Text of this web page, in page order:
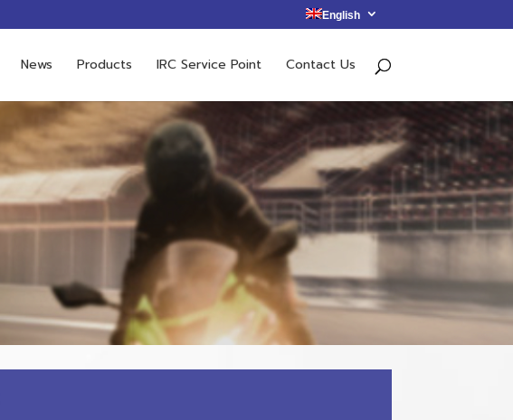
English
News Products IRC Service Point Contact Us